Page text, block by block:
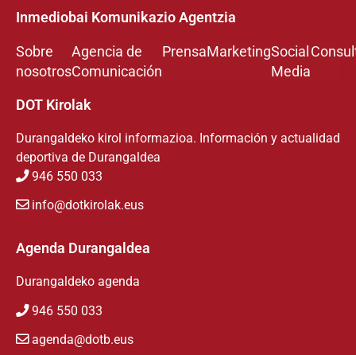
Inmediobai Komunikazio Agentzia
Sobre
nosotros
Agencia de
Comunicación
PrensaMarketingSocial
Media
DOT Kirolak
Durangaldeko kirol informazioa. Información y actualidad
deportiva de Durangaldea
946 550 033
info@dotkirolak.eus
Agenda Durangaldea
Durangaldeko agenda
946 550 033
agenda@dotb.eus